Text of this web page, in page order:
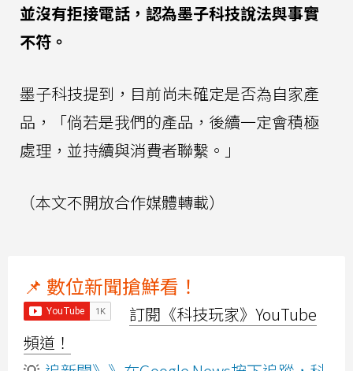
並沒有拒接電話，認為墨子科技說法與事實
不符。
墨子科技提到，目前尚未確定是否為自家產
品，「倘若是我們的產品，後續一定會積極
處理，並持續與消費者聯繫。」
（本文不開放合作媒體轉載）
📌 數位新聞搶鮮看！
訂閱《科技玩家》YouTube
頻道！